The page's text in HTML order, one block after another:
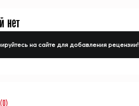
нет
на сайте для добавления рецензии!